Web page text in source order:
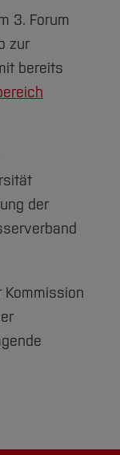
3. Forum
zur
bereits
der